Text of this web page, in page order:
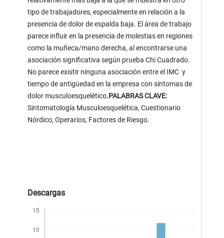
tipo de trabajadores, especialmente en relación a la
presencia de dolor de espalda baja. El área de trabajo
parece influir en la presencia de molestias en regiones
como la muñeca/mano derecha, al encontrarse una
asociación significativa según prueba Chi Cuadrado.
No parece existir ninguna asociación entre el IMC y
tiempo de antigüedad en la empresa con síntomas de
dolor musculoesquelético.PALABRAS CLAVE:
Sintomatología Musculoesquelética, Cuestionario
Nórdico, Operarios, Factores de Riesgo.
Descargas